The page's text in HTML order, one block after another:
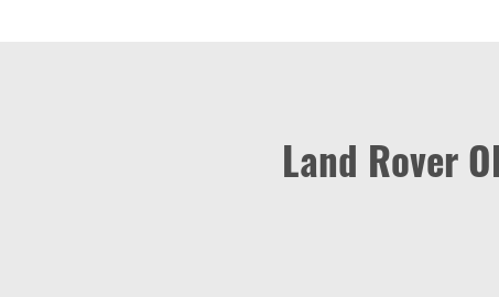
Land Rover